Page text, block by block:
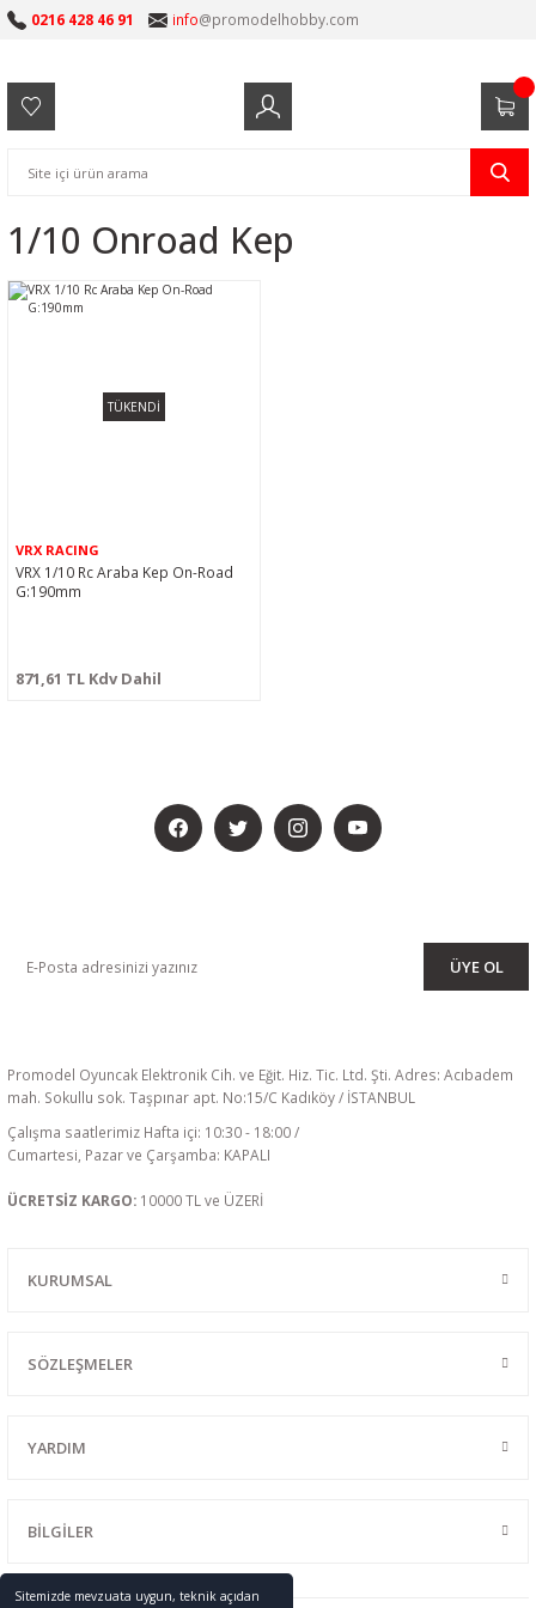
Sitemizde mevzuata uygun, teknik açıdan
0216 428 46 91 info@promodelhobby.com
1/10 Onroad Kep
TÜKENDİ
VRX RACING
VRX 1/10 Rc Araba Kep On-Road
G:190mm
871,61 TL Kdv Dahil
ÜYE OL
Promodel Oyuncak Elektronik Cih. ve Eğit. Hiz. Tic. Ltd. Şti. Adres: Acıbadem
mah. Sokullu sok. Taşpınar apt. No:15/C Kadıköy / İSTANBUL
Çalışma saatlerimiz Hafta içi: 10:30 - 18:00 /
Cumartesi, Pazar ve Çarşamba: KAPALI
ÜCRETSİZ KARGO: 10000 TL ve ÜZERİ
KURUMSAL
SÖZLEŞMELER
YARDIM
BİLGİLER